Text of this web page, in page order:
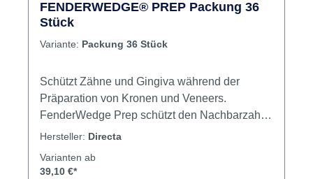
FENDERWEDGE® PREP Packung 36
Stück
Variante: Packung 36 Stück
Schützt Zähne und Gingiva während der
Präparation von Kronen und Veneers.
FenderWedge Prep schützt den Nachbarzahn
und Gingiva bei der Präparation vor der
Füllungen. FenderWedge Prep ist eine
Hersteller: Directa
Varianten ab
39,10 €*